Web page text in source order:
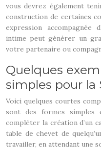
vous devrez également
construction de certaines
expression
intime peut générer un
votre partenaire ou
Quelques
simples pour la
Voici quelques courtes
sont des formes
compléter la création d’un
table de chevet de
travailler, en attendant une